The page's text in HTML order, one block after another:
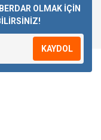
OLMAK İÇİN
KAYDOL